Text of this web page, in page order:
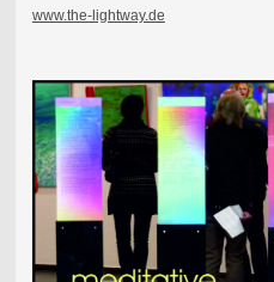
www.the-lightway.de